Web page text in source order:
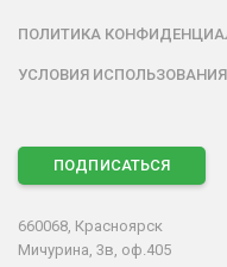
ПОЛИТИКА
УСЛОВИЯ
ПОДПИСАТЬСЯ
660068, Красноярск
Мичурина, 3в, оф.405